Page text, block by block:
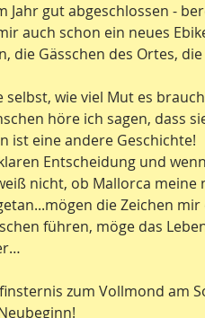
Jahr gut abgeschlossen -
auch schon ein neues
die Gässchen des Ortes,
selbst, wie viel Mut es
höre ich sagen, dass
ist eine andere Geschichte!
Entscheidung und
nicht, ob Mallorca
die Zeichen
führen, möge das
zum Vollmond am